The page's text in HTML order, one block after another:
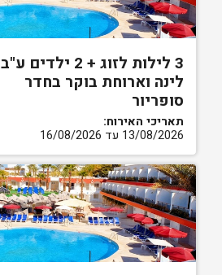
3 לילות לזוג + 2 ילדים ע"ב
לינה וארוחת בוקר בחדר
סופריור
תאריכי האירוח:
13/08/2026 עד 16/08/2026